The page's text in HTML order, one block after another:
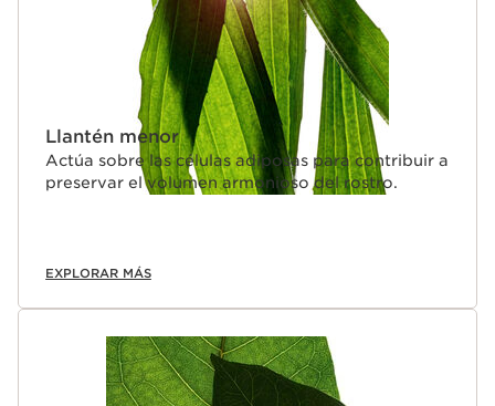
Llantén menor
Actúa sobre las células adiposas para contribuir a
preservar el volumen armonioso del rostro.
EXPLORAR MÁS